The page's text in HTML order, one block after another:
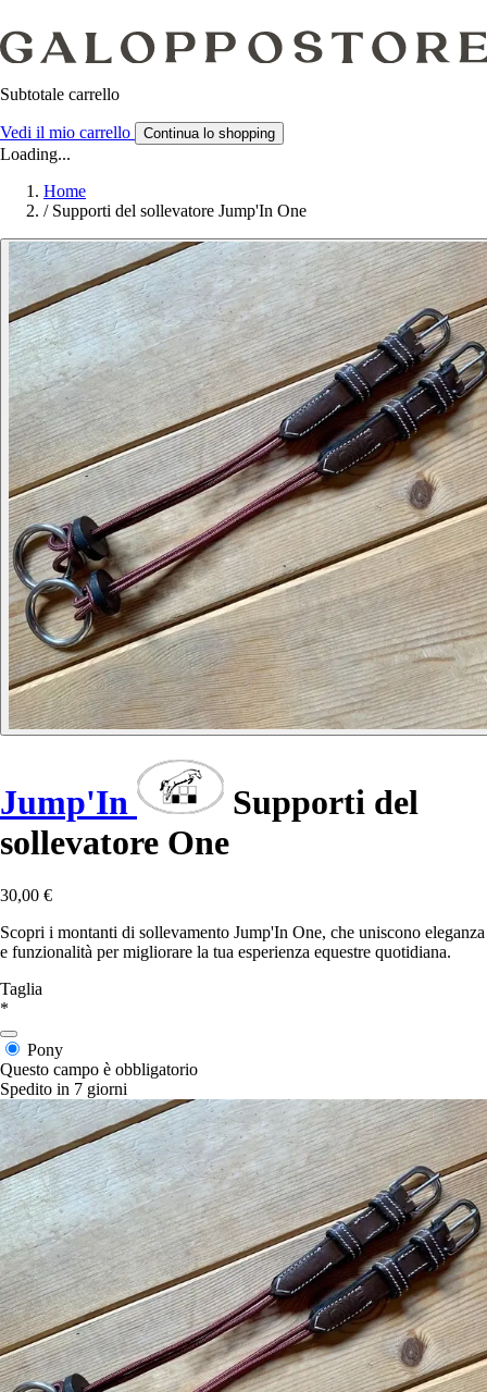
Subtotale carrello
Vedi il mio carrello Continua lo shopping
Loading...
Home
/ Supporti del sollevatore Jump'In One
Jump'In
Supporti del
sollevatore One
30,00 €
Scopri i montanti di sollevamento Jump'In One, che uniscono eleganza
e funzionalità per migliorare la tua esperienza equestre quotidiana.
Taglia
*
Pony
Questo campo è obbligatorio
Spedito in 7 giorni